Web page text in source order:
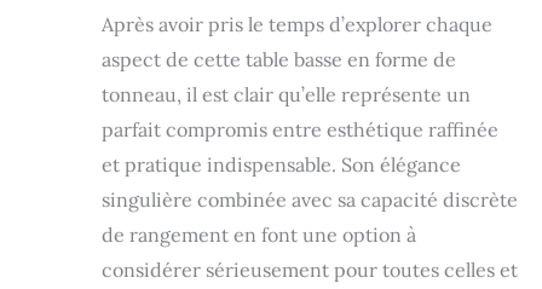
dans une table
solide qui résistera
au temps Pas de
montage - Prête à
l'emploi - Cette
est entièrement
assemblée, de
sorte que vous
pouvez la placer
directement dans
Après avoir pris le temps d’explorer chaque
aspect de cette table basse en forme de
tonneau, il est clair qu’elle représente un
parfait compromis entre esthétique raffinée
et pratique indispensable. Son élégance
singulière combinée avec sa capacité discrète
de rangement en font une option à
considérer sérieusement pour toutes celles et